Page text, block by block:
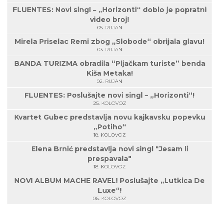
FLUENTES: Novi singl – „Horizonti“ dobio je popratni
video broj!
05. RUJAN
Mirela Priselac Remi zbog „Slobode“ obrijala glavu!
03. RUJAN
BANDA TURIZMA obradila “Pljačkam turiste” benda
Kiša Metaka!
02. RUJAN
FLUENTES: Poslušajte novi singl – „Horizonti“!
25. KOLOVOZ
Kvartet Gubec predstavlja novu kajkavsku popevku
„Potiho“
18. KOLOVOZ
Elena Brnić predstavlja novi singl "Jesam li
prespavala"
18. KOLOVOZ
NOVI ALBUM MACHE RAVEL! Poslušajte „Lutkica De
Luxe“!
06. KOLOVOZ